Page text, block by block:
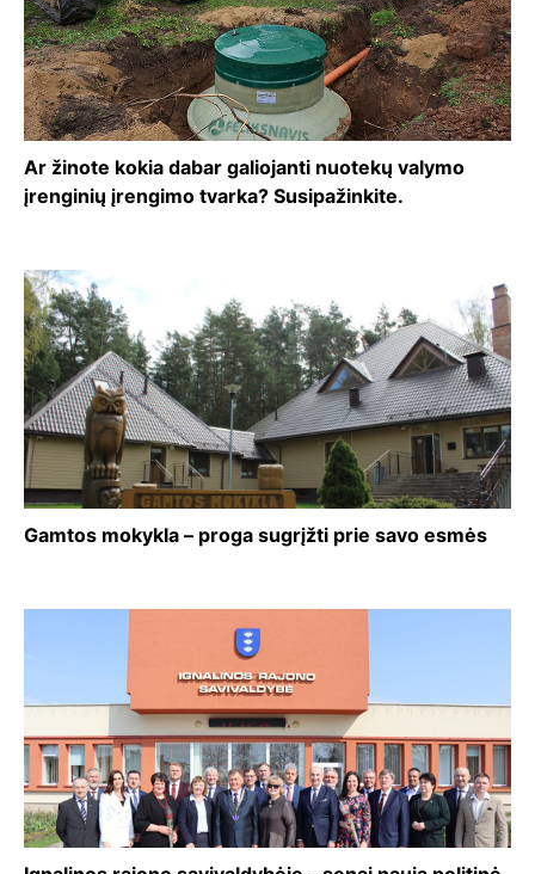
Ar žinote kokia dabar galiojanti nuotekų valymo
įrenginių įrengimo tvarka? Susipažinkite.
Gamtos mokykla – proga sugrįžti prie savo esmės